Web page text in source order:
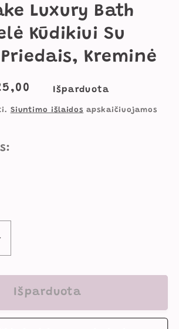
Luxury Bath
Kūdikiui Su
Kreminė
Išparduota
Siuntimo išlaidos apskaičiuojamos
BathIšparduota